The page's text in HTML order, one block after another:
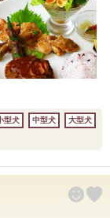
型犬 中型犬 大型犬